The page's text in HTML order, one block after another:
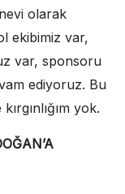
olarak
ekibimiz var,
var, sponsoru
ediyoruz. Bu
yok.